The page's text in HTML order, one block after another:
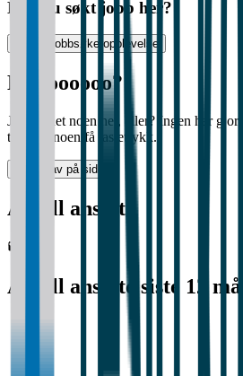
Har du søkt jobb her?
Vurder jobbsøkeropplevelse
Halloooooo?
Jobber det noen her, eller? Ingen har
tar bare noen få tastetrykk.
Gjør krav på siden
Antall ansatte
Antall ansatte siste 12